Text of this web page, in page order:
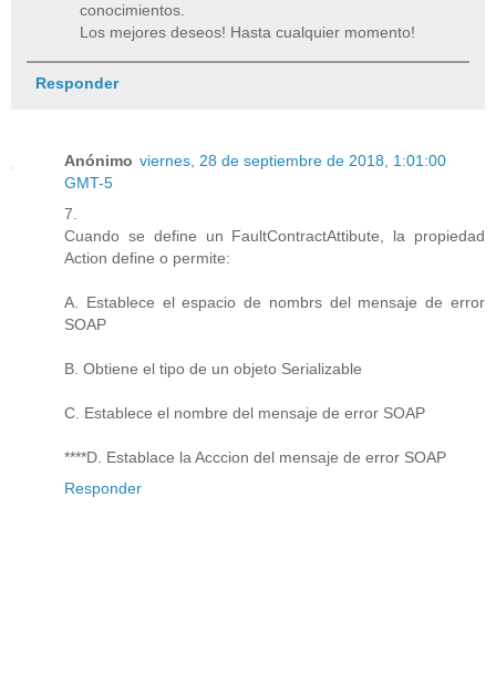
conocimientos.
Los mejores deseos! Hasta cualquier momento!
Responder
Anónimo viernes, 28 de septiembre de 2018, 1:01:00
GMT-5
7.
Cuando se define un FaultContractAttibute, la propiedad
Action define o permite:
A. Establece el espacio de nombrs del mensaje de error
SOAP
B. Obtiene el tipo de un objeto Serializable
C. Establece el nombre del mensaje de error SOAP
****D. Establace la Acccion del mensaje de error SOAP
Responder